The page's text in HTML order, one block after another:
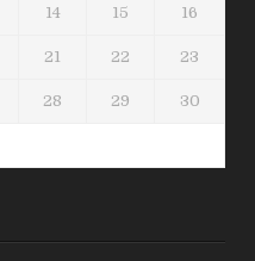
14 15 16
21 22 23
28 29 30